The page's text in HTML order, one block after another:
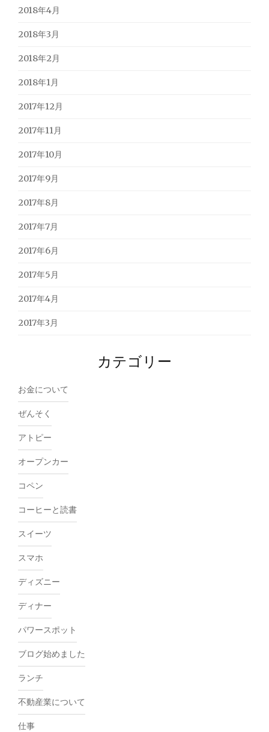
2018年4月
2018年3月
2018年2月
2018年1月
2017年12月
2017年11月
2017年10月
2017年9月
2017年8月
2017年7月
2017年6月
2017年5月
2017年4月
2017年3月
カテゴリー
お金について
ぜんそく
アトピー
オープンカー
コペン
コーヒーと読書
スイーツ
スマホ
ディズニー
ディナー
パワースポット
ブログ始めました
ランチ
不動産業について
仕事